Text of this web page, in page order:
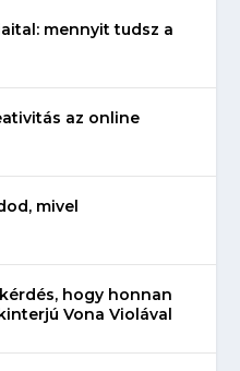
mennyit tudsz a
az online
mivel
hogy honnan
Vona Violával